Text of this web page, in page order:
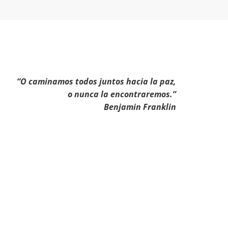
“O caminamos todos juntos hacia la paz,
o nunca la encontraremos.”
Benjamin Franklin